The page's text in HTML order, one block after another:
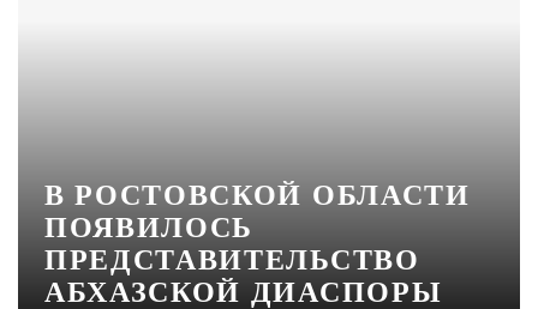
ЖУРНАЛ
В РОСТОВСКОЙ ОБЛАСТИ
ПОЯВИЛОСЬ
ПРЕДСТАВИТЕЛЬСТВО
АБХАЗСКОЙ ДИАСПОРЫ